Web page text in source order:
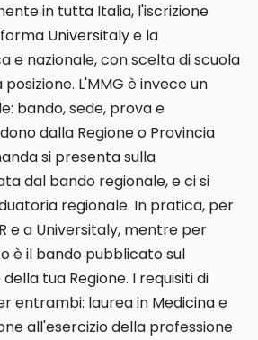
in tutta Italia, l'iscrizione
Universitaly e la
e nazionale, con scelta di scuola
L'MMG è invece un
bando, sede, prova e
dalla Regione o Provincia
si presenta sulla
dal bando regionale, e ci si
regionale. In pratica, per
e a Universitaly, mentre per
è il bando pubblicato sul
tua Regione. I requisiti di
entrambi: laurea in Medicina e
all'esercizio della professione